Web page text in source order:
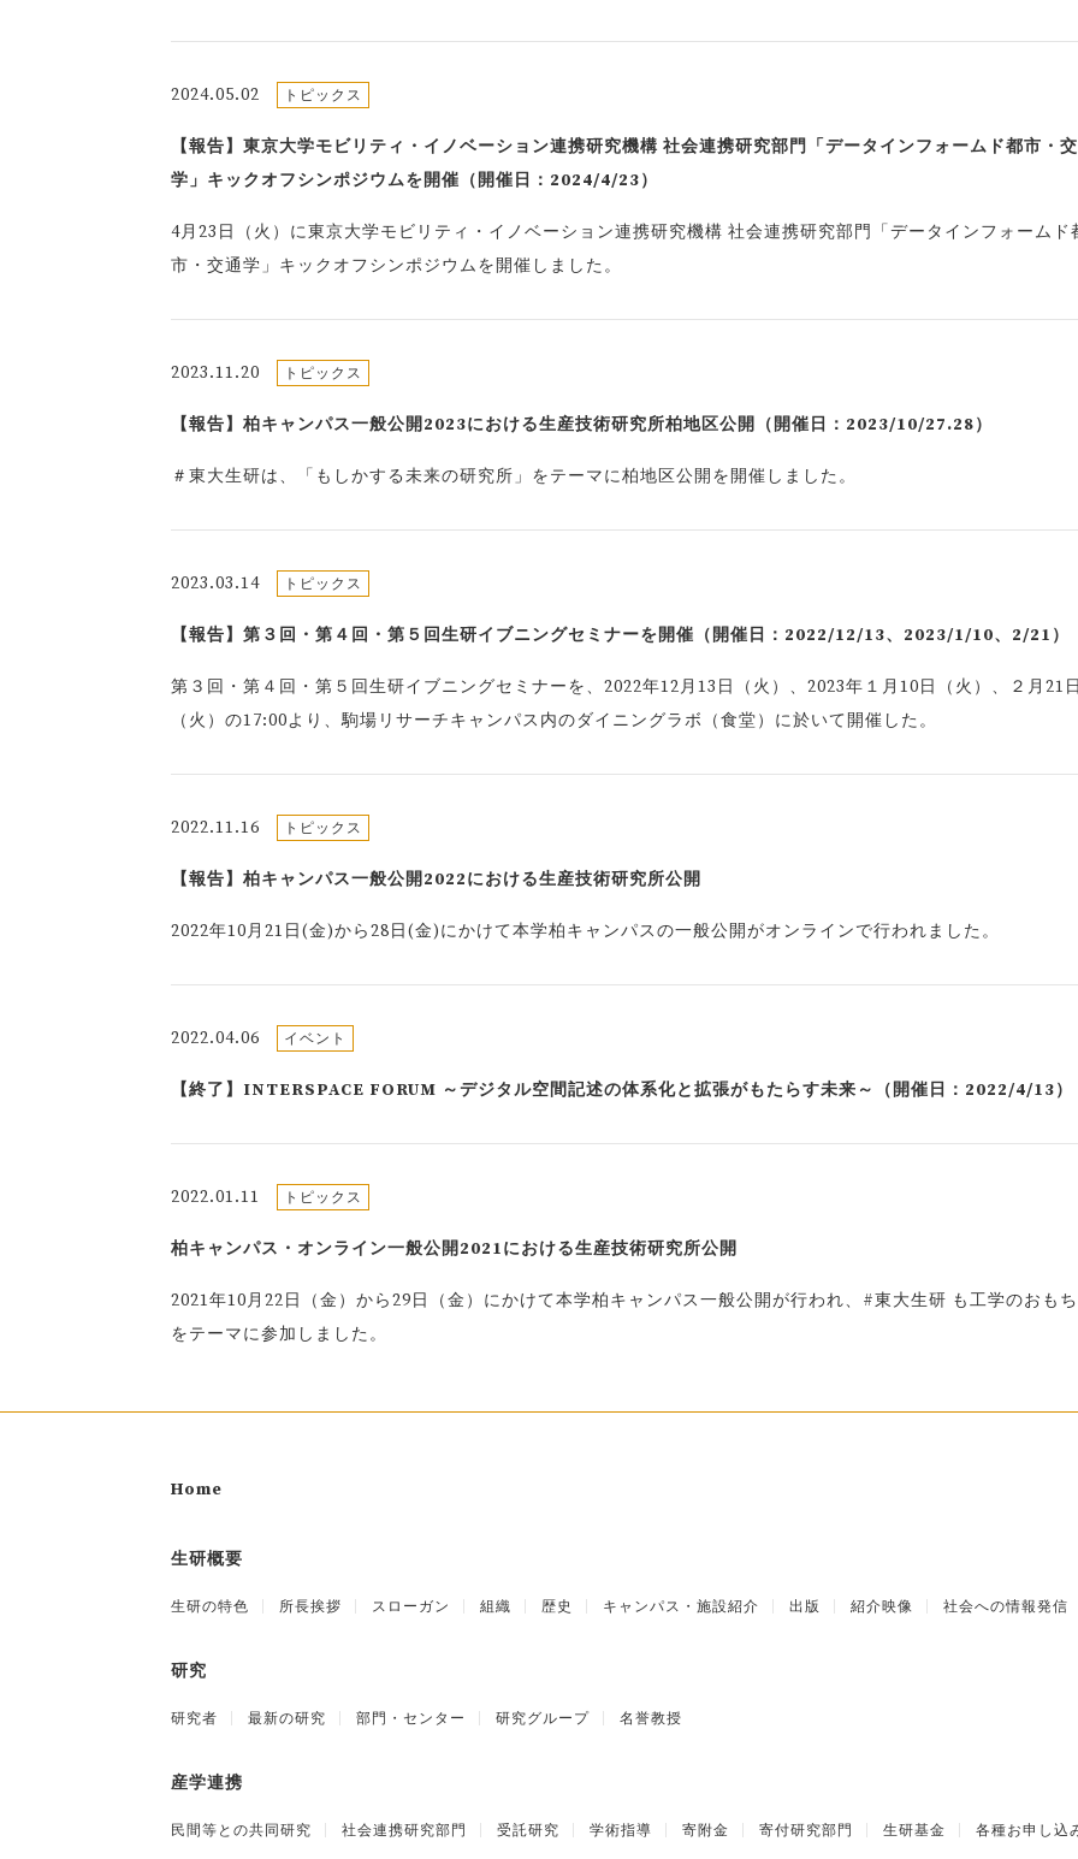
2024.05.02 トピックス
【報告】東京大学モビリティ・イノベーション連携研究機構 社会連携研究部門「データインフォームド都市・
学」キックオフシンポジウムを開催（開催日：2024/4/23）
4月23日（火）に東京大学モビリティ・イノベーション連携研究機構 社会連携研究部門「データインフォームド
市・交通学」キックオフシンポジウムを開催しました。
2023.11.20 トピックス
【報告】柏キャンパス一般公開2023における生産技術研究所柏地区公開（開催日：2023/10/27.28）
＃東大生研は、「もしかする未来の研究所」をテーマに柏地区公開を開催しました。
2023.03.14 トピックス
【報告】第３回・第４回・第５回生研イブニングセミナーを開催（開催日：2022/12/13、2023/1/10、2/21）
第３回・第４回・第５回生研イブニングセミナーを、2022年12月13日（火）、2023年１月10日（火）、２月21
（火）の17:00より、駒場リサーチキャンパス内のダイニングラボ（食堂）に於いて開催した。
2022.11.16 トピックス
【報告】柏キャンパス一般公開2022における生産技術研究所公開
2022年10月21日(金)から28日(金)にかけて本学柏キャンパスの一般公開がオンラインで行われました。
2022.04.06 イベント
【終了】INTERSPACE FORUM ～デジタル空間記述の体系化と拡張がもたらす未来～（開催日：2022/4/13）
2022.01.11 トピックス
柏キャンパス・オンライン一般公開2021における生産技術研究所公開
2021年10月22日（金）から29日（金）にかけて本学柏キャンパス一般公開が行われ、#東大生研 も工学のおも
をテーマに参加しました。
Home
生研概要
生研の特色 所長挨拶 スローガン 組織 歴史 キャンパス・施設紹介 出版 紹介映像 社会への情報発信
研究
研究者 最新の研究 部門・センター 研究グループ 名誉教授
産学連携
民間等との共同研究 社会連携研究部門 受託研究 学術指導 寄附金 寄付研究部門 生研基金 各種お申し込